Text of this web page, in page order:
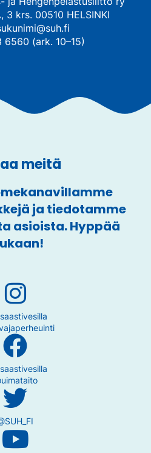
3 krs. 00510 HELSINKI
6560 (ark. 10–15)
meitä
ja tiedotamme
asioista. Hyppää